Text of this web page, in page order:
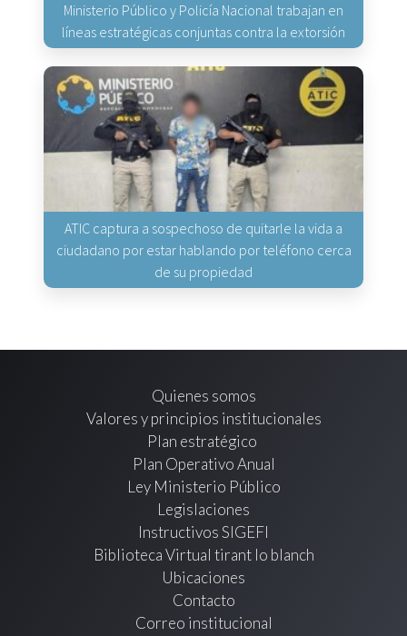
Ministerio Público y Policía Nacional trabajan en
líneas estratégicas conjuntas contra la extorsión
ATIC captura a sospechoso de quitarle la vida a
ciudadano por estar hablando por teléfono cerca
de su propiedad
Quienes somos
Valores y principios institucionales
Plan estratégico
Plan Operativo Anual
Ley Ministerio Público
Legislaciones
Instructivos SIGEFI
Biblioteca Virtual tirant lo blanch
Ubicaciones
Contacto
Correo institucional